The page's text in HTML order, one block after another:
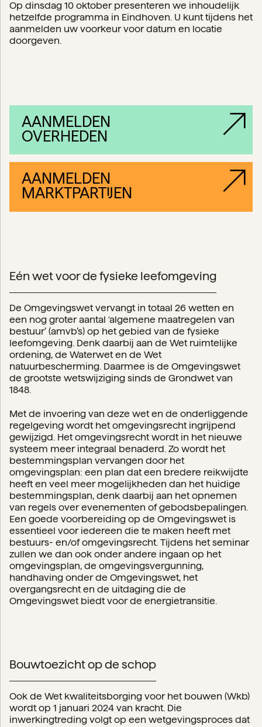
Op dinsdag 10 oktober presenteren we inhoudelijk
hetzelfde programma in Eindhoven. U kunt tijdens het
aanmelden uw voorkeur voor datum en locatie
doorgeven.
AANMELDEN
OVERHEDEN
AANMELDEN
MARKTPARTIJEN
Eén wet voor de fysieke leefomgeving
De Omgevingswet vervangt in totaal 26 wetten en
een nog groter aantal ‘algemene maatregelen van
bestuur’ (amvb’s) op het gebied van de fysieke
leefomgeving. Denk daarbij aan de Wet ruimtelijke
ordening, de Waterwet en de Wet
natuurbescherming. Daarmee is de Omgevingswet
de grootste wetswijziging sinds de Grondwet van
1848.
Met de invoering van deze wet en de onderliggende
regelgeving wordt het omgevingsrecht ingrijpend
gewijzigd. Het omgevingsrecht wordt in het nieuwe
systeem meer integraal benaderd. Zo wordt het
bestemmingsplan vervangen door het
omgevingsplan: een plan dat een bredere reikwijdte
heeft en veel meer mogelijkheden dan het huidige
bestemmingsplan, denk daarbij aan het opnemen
van regels over evenementen of gebodsbepalingen.
Een goede voorbereiding op de Omgevingswet is
essentieel voor iedereen die te maken heeft met
bestuurs- en/of omgevingsrecht. Tijdens het seminar
zullen we dan ook onder andere ingaan op het
omgevingsplan, de omgevingsvergunning,
handhaving onder de Omgevingswet, het
overgangsrecht en de uitdaging die de
Omgevingswet biedt voor de energietransitie.
Bouwtoezicht op de schop
Ook de Wet kwaliteitsborging voor het bouwen (Wkb)
wordt op 1 januari 2024 van kracht. Die
inwerkingtreding volgt op een wetgevingsproces dat